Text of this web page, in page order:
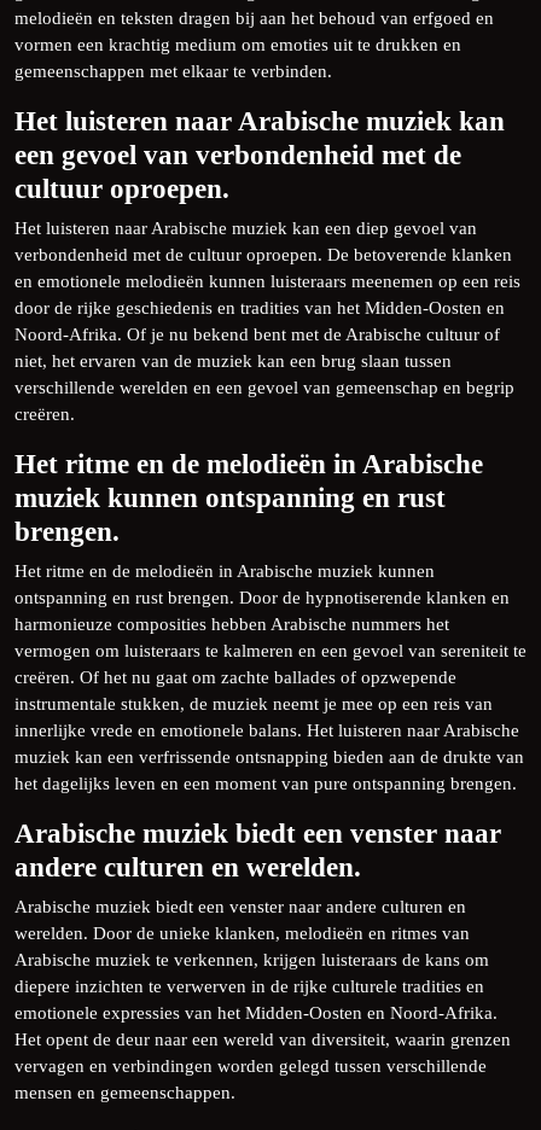
melodieën en teksten dragen bij aan het behoud van erfgoed en
vormen een krachtig medium om emoties uit te drukken en
gemeenschappen met elkaar te verbinden.
Het luisteren naar Arabische muziek kan
een gevoel van verbondenheid met de
cultuur oproepen.
Het luisteren naar Arabische muziek kan een diep gevoel van
verbondenheid met de cultuur oproepen. De betoverende klanken
en emotionele melodieën kunnen luisteraars meenemen op een reis
door de rijke geschiedenis en tradities van het Midden-Oosten en
Noord-Afrika. Of je nu bekend bent met de Arabische cultuur of
niet, het ervaren van de muziek kan een brug slaan tussen
verschillende werelden en een gevoel van gemeenschap en begrip
creëren.
Het ritme en de melodieën in Arabische
muziek kunnen ontspanning en rust
brengen.
Het ritme en de melodieën in Arabische muziek kunnen
ontspanning en rust brengen. Door de hypnotiserende klanken en
harmonieuze composities hebben Arabische nummers het
vermogen om luisteraars te kalmeren en een gevoel van sereniteit te
creëren. Of het nu gaat om zachte ballades of opzwepende
instrumentale stukken, de muziek neemt je mee op een reis van
innerlijke vrede en emotionele balans. Het luisteren naar Arabische
muziek kan een verfrissende ontsnapping bieden aan de drukte van
het dagelijks leven en een moment van pure ontspanning brengen.
Arabische muziek biedt een venster naar
andere culturen en werelden.
Arabische muziek biedt een venster naar andere culturen en
werelden. Door de unieke klanken, melodieën en ritmes van
Arabische muziek te verkennen, krijgen luisteraars de kans om
diepere inzichten te verwerven in de rijke culturele tradities en
emotionele expressies van het Midden-Oosten en Noord-Afrika.
Het opent de deur naar een wereld van diversiteit, waarin grenzen
vervagen en verbindingen worden gelegd tussen verschillende
mensen en gemeenschappen.